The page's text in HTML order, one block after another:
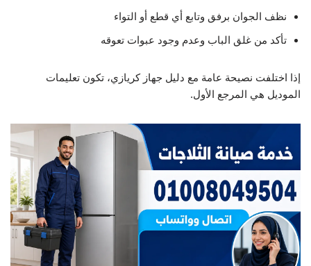
نظف الجوان برفق وتابع أي قطع أو التواء
تأكد من غلق الباب وعدم وجود عبوات تعوقه
إذا اختلفت نصيحة عامة مع دليل جهاز كريازي، تكون تعليمات
الموديل هي المرجع الأول.